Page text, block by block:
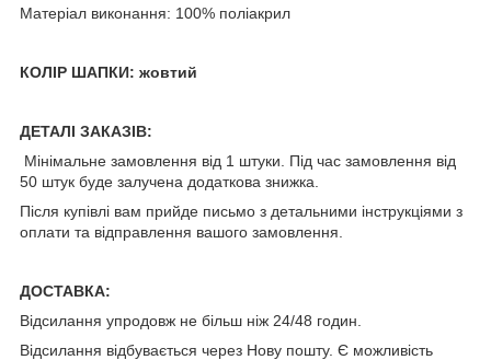
Матеріал виконання: 100% поліакрил
КОЛІР ШАПКИ: жовтий
ДЕТАЛІ ЗАКАЗІВ:
Мінімальне замовлення від 1 штуки. Під час замовлення від
50 штук буде залучена додаткова знижка.
Після купівлі вам прийде письмо з детальними інструкціями з
оплати та відправлення вашого замовлення.
ДОСТАВКА:
Відсилання упродовж не більш ніж 24/48 годин.
Відсилання відбувається через Нову пошту. Є можливість